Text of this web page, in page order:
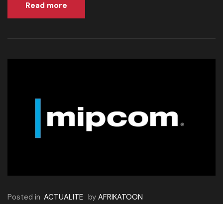
Read more
Posted in ACTUALITE by AFRIKATOON